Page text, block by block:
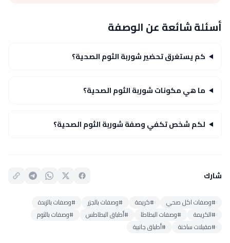
أسئلة شائعة عن الوصفة
كم يستغرق تحضير شوربة الثوم الصحية؟
ما هي مكونات شوربة الثوم الصحية؟
لكم شخص تكفي وصفة شوربة الثوم الصحية؟
شارك
#وصفات اكل صحي #كريمة #وصفات بالجزر
#وصفات بالزبدة
#الكريمة
#وصفات البطاطا #أطباق البطاطس
#وصفات بالثوم
#مقبلات ساخنة
#أطباق جانبية